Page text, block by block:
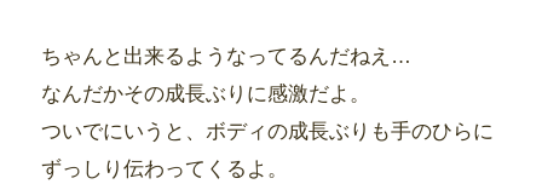
ちゃんと出来るようなってるんだねえ…
なんだかその成長ぶりに感激だよ。
ついでにいうと、ボディの成長ぶりも手のひらに
ずっしり伝わってくるよ。